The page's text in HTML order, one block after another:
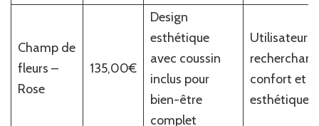
Champ de
fleurs –
Rose
135,00€
Design
esthétique
avec coussin
inclus pour
bien-être
complet
Utilisateurs
recherchant
confort et
esthétique